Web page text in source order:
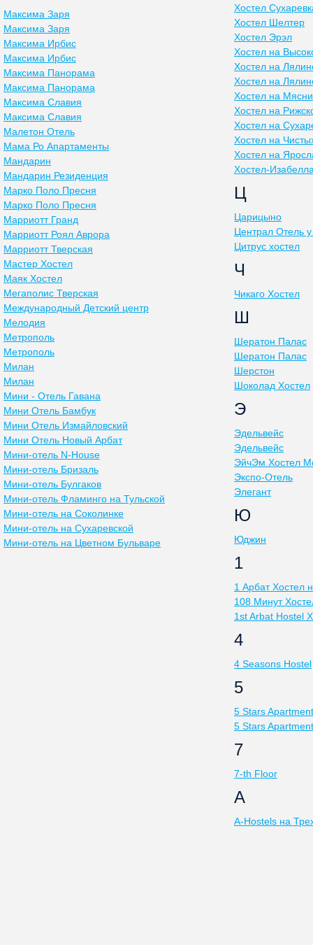
Максима Заря
Максима Заря
Максима Ирбис
Максима Ирбис
Максима Панорама
Максима Панорама
Максима Славия
Максима Славия
Малетон Отель
Мама Ро Апартаменты
Мандарин
Мандарин Резиденция
Марко Поло Пресня
Марко Поло Пресня
Марриотт Гранд
Марриотт Роял Аврора
Марриотт Тверская
Мастер Хостел
Маяк Хостел
Мегаполис Тверская
Международный Детский центр
Мелодия
Метрополь
Метрополь
Милан
Милан
Мини - Отель Гавана
Мини Отель Бамбук
Мини Отель Измайловский
Мини Отель Новый Арбат
Мини-отель N-House
Мини-отель Бризаль
Мини-отель Булгаков
Мини-отель Фламинго на Тульской
Мини-отель на Соколинке
Мини-отель на Сухаревской
Мини-отель на Цветном Бульваре
Хостел
Хостел Шелтер
Хостел Эрэл
Хостел на
Хостел на
Хостел на
Хостел на
Хостел на
Хостел на
Хостел на
Хостел на
Хостел-
Ц
Царицыно
Централ Отель у
Цитрус хостел
Ч
Чикаго Хостел
Ш
Шератон Палас
Шератон Палас
Шерстон
Шоколад Хостел
Э
Эдельвейс
Эдельвейс
ЭйчЭм Хостел
Экспо-Отель
Элегант
Ю
Юджин
1
1 Арбат Хостел
108 Mинут
1st Arbat Hostel
4
4 Seasons Hostel
5
5 Stars
5 Stars
7
7-th Floor
A
A-Hostels на